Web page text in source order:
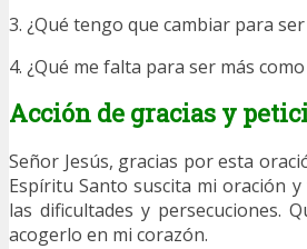
3. ¿Qué tengo que cambiar para ser
4. ¿Qué me falta para ser más como
Acción de gracias y
Señor Jesús, gracias por esta
Espíritu Santo suscita mi oración
las dificultades y persecuciones.
acogerlo en mi corazón.